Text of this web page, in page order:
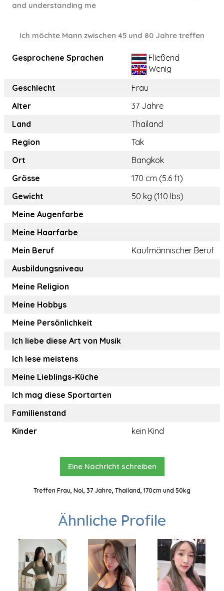
and understanding me
Ich möchte Mann zwischen 45 und 80 Jahre treffen
Gesprochene Sprachen
Fließend
Wenig
Geschlecht
Frau
Alter
37 Jahre
Land
Thailand
Region
Tak
Ort
Bangkok
Grösse
170 cm (5.6 ft)
Gewicht
50 kg (110 lbs)
Meine Augenfarbe
Meine Haarfarbe
Mein Beruf
Kaufmännischer Beruf
Ausbildungsniveau
Meine Religion
Meine Hobbys
Meine Persönlichkeit
Ich liebe diese Art von Musik
Ich lese meistens
Meine Lieblings-Küche
Ich mag diese Sportarten
Familienstand
Kinder
kein Kind
Eine Nachricht schreiben
Treffen Frau, Noi, 37 Jahre, Thailand, 170cm und 50kg
Ähnliche Profile